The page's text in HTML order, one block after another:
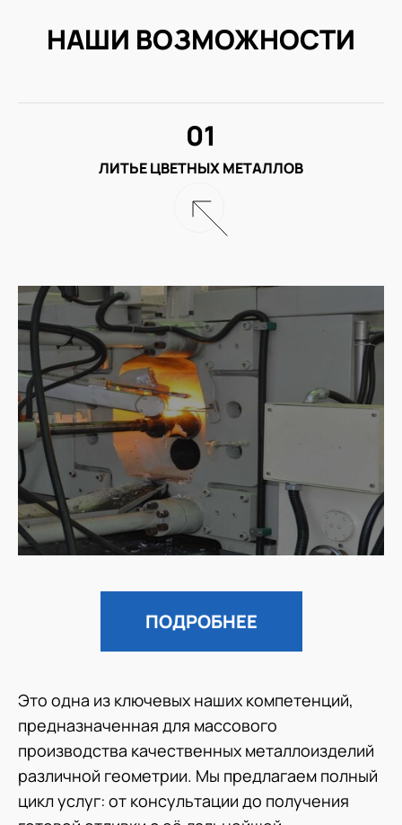
НАШИ ВОЗМОЖНОСТИ
ЛИТЬЕ ЦВЕТНЫХ МЕТАЛЛОВ
01
ПОДРОБНЕЕ
Это одна из ключевых наших компетенций,
предназначенная для массового
производства качественных металлоизделий
различной геометрии. Мы предлагаем полный
цикл услуг: от консультации до получения